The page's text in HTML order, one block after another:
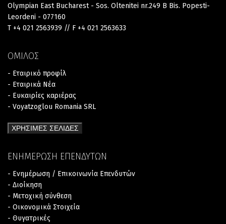
Olympian East Bucharest - Sos. Oltenitei nr.249 B Bis. Popesti-
Leordeni - 077160
T +4 021 2563939 // F +4 021 2563633
ΟΜΙΛΟΣ
- Εταιρικό προφίλ
- Εταιρικά Νέα
- Ευκαιρίες καριέρας
- Voyatzoglou Romania SRL
ΧΡΗΣΙΜΕΣ ΣΕΛΙΔΕΣ
ΕΝΗΜΕΡΩΣΗ ΕΠΕΝΔΥΤΩΝ
- Ενημέρωση / Επικοινωνία Επενδυτών
- Διοίκηση
- Μετοχική σύνθεση
- Οικονομικά Στοιχεία
- Θυγατρικές